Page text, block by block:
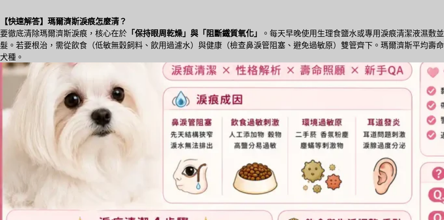
【快速解答】瑪爾濟斯淚痕怎麼清？
要徹底清除瑪爾濟斯淚痕，核心在於 「保持眼周乾燥」與「阻斷鐵質氧化」
。每天早晚使用生理食鹽水或專用淚痕清潔液濕敷
髮。若要根治，需從飲食（低敏無穀飼料、飲用過濾水）與健康（檢查鼻淚管阻塞、避免過敏原）雙管齊下。瑪爾濟斯平均壽
犬種。